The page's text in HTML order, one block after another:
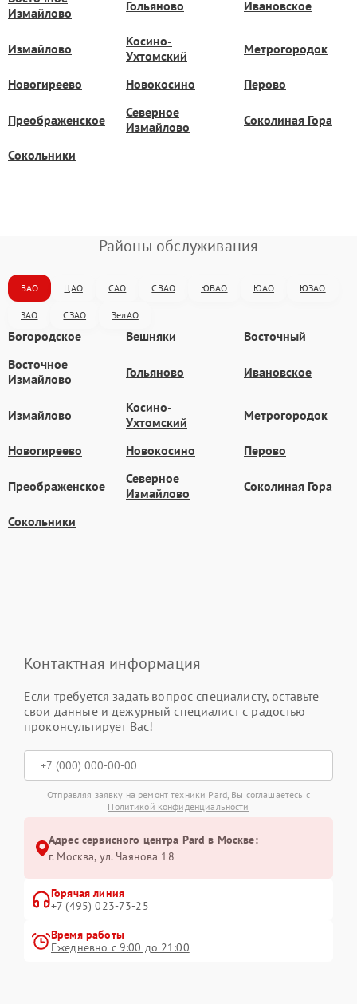
Измайлово
Гольяново Ивановское
Измайлово
Косино-
Ухтомский
Метрогородок
Новогиреево Новокосино Перово
Преображенское
Северное
Измайлово
Соколиная Гора
Сокольники
Районы обслуживания
ВАО ЦАО САО СВАО ЮВАО ЮАО ЮЗАО
ЗАО СЗАО ЗелАО
Богородское Вешняки
Восточный
Восточное
Измайлово
Гольяново Ивановское
Измайлово
Косино-
Ухтомский
Метрогородок
Новогиреево Новокосино Перово
Преображенское
Северное
Измайлово
Соколиная Гора
Сокольники
Контактная информация
Если требуется задать вопрос специалисту, оставьте
свои данные и дежурный специалист с радостью
проконсультирует Вас!
Отправляя заявку на ремонт техники Pard, Вы соглашаетесь с
Политикой конфиденциальности
Адрес сервисного центра Pard в Москве:
г. Москва, ул. Чаянова 18
Горячая линия
+7 (495) 023-73-25
Время работы
Ежедневно с 9:00 до 21:00